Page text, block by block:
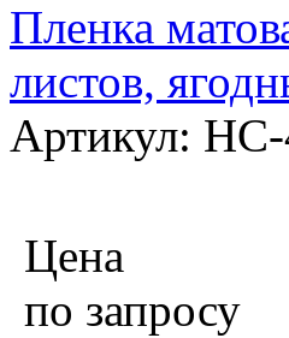
Пленка
листов,
Артикул:
Цена
по запросу